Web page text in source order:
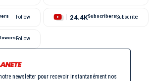
Follow 24.4KSubscribersSubscribe
Follow
newsletter pour recevoir instantanément nos